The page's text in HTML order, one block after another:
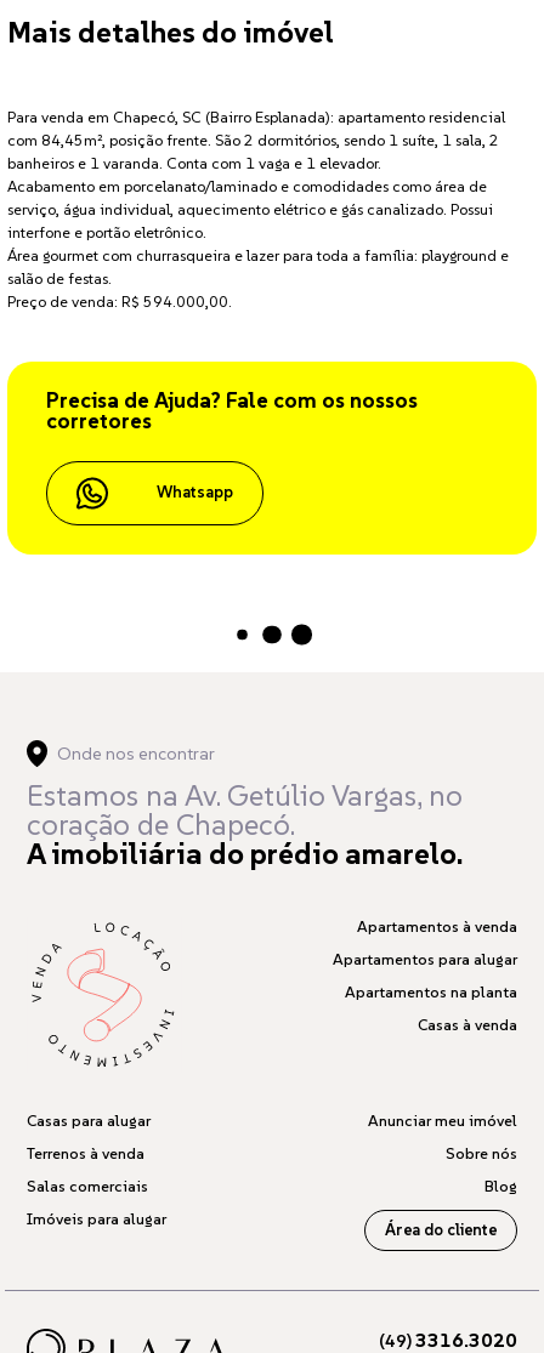
Mais detalhes do imóvel
Para venda em Chapecó, SC (Bairro Esplanada): apartamento residencial
com 84,45m², posição frente. São 2 dormitórios, sendo 1 suíte, 1 sala, 2
banheiros e 1 varanda. Conta com 1 vaga e 1 elevador.
Acabamento em porcelanato/laminado e comodidades como área de
serviço, água individual, aquecimento elétrico e gás canalizado. Possui
interfone e portão eletrônico.
Área gourmet com churrasqueira e lazer para toda a família: playground e
salão de festas.
Preço de venda: R$ 594.000,00.
Precisa de Ajuda? Fale com os nossos
corretores
Whatsapp
Onde nos encontrar
Estamos na Av. Getúlio Vargas, no
coração de Chapecó.
A imobiliária do prédio amarelo.
Apartamentos à venda
Apartamentos para alugar
Apartamentos na planta
Casas à venda
Casas para alugar
Terrenos à venda
Salas comerciais
Imóveis para alugar
Anunciar meu imóvel
Sobre nós
Blog
Área do cliente
(49)3316.3020